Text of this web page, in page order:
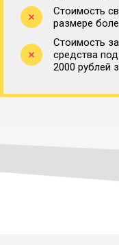
Стоимость
размере
Стоимость
средства
2000 рублей